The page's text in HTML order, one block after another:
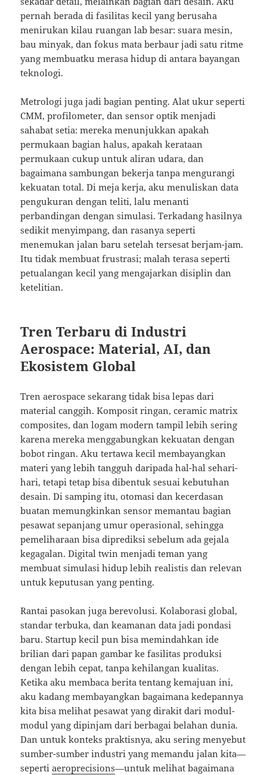
pernah berada di fasilitas kecil yang berusaha
menirukan kilau ruangan lab besar: suara mesin,
bau minyak, dan fokus mata berbaur jadi satu ritme
yang membuatku merasa hidup di antara bayangan
teknologi.
Metrologi juga jadi bagian penting. Alat ukur seperti
CMM, profilometer, dan sensor optik menjadi
sahabat setia: mereka menunjukkan apakah
permukaan bagian halus, apakah kerataan
permukaan cukup untuk aliran udara, dan
bagaimana sambungan bekerja tanpa mengurangi
kekuatan total. Di meja kerja, aku menuliskan data
pengukuran dengan teliti, lalu menanti
perbandingan dengan simulasi. Terkadang hasilnya
sedikit menyimpang, dan rasanya seperti
menemukan jalan baru setelah tersesat berjam-jam.
Itu tidak membuat frustrasi; malah terasa seperti
petualangan kecil yang mengajarkan disiplin dan
ketelitian.
Tren Terbaru di Industri
Aerospace: Material, AI, dan
Ekosistem Global
Tren aerospace sekarang tidak bisa lepas dari
material canggih. Komposit ringan, ceramic matrix
composites, dan logam modern tampil lebih sering
karena mereka menggabungkan kekuatan dengan
bobot ringan. Aku tertawa kecil membayangkan
materi yang lebih tangguh daripada hal-hal sehari-
hari, tetapi tetap bisa dibentuk sesuai kebutuhan
desain. Di samping itu, otomasi dan kecerdasan
buatan memungkinkan sensor memantau bagian
pesawat sepanjang umur operasional, sehingga
pemeliharaan bisa diprediksi sebelum ada gejala
kegagalan. Digital twin menjadi teman yang
membuat simulasi hidup lebih realistis dan relevan
untuk keputusan yang penting.
Rantai pasokan juga berevolusi. Kolaborasi global,
standar terbuka, dan keamanan data jadi pondasi
baru. Startup kecil pun bisa memindahkan ide
brilian dari papan gambar ke fasilitas produksi
dengan lebih cepat, tanpa kehilangan kualitas.
Ketika aku membaca berita tentang kemajuan ini,
aku kadang membayangkan bagaimana kedepannya
kita bisa melihat pesawat yang dirakit dari modul-
modul yang dipinjam dari berbagai belahan dunia.
Dan untuk konteks praktisnya, aku sering menyebut
sumber-sumber industri yang memandu jalan kita—
sepertiaeroprecisions—untuk melihat bagaimana